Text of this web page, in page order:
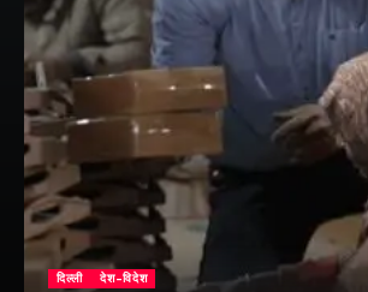
दिल्ली देश-विदेश